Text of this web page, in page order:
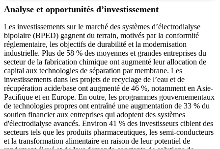
Analyse et opportunités d’investissement
Les investissements sur le marché des systèmes d’électrodialyse
bipolaire (BPED) gagnent du terrain, motivés par la conformité
réglementaire, les objectifs de durabilité et la modernisation
industrielle. Plus de 58 % des moyennes et grandes entreprises du
secteur de la fabrication chimique ont augmenté leur allocation de
capital aux technologies de séparation par membrane. Les
investissements dans les projets de recyclage de l’eau et de
récupération acide/base ont augmenté de 46 %, notamment en Asie-
Pacifique et en Europe. En outre, les programmes gouvernementaux
de technologies propres ont entraîné une augmentation de 33 % du
soutien financier aux entreprises qui adoptent des systèmes
d'électrodialyse avancés. Environ 41 % des investisseurs ciblent des
secteurs tels que les produits pharmaceutiques, les semi-conducteurs
et la transformation alimentaire en raison de leur potentiel de